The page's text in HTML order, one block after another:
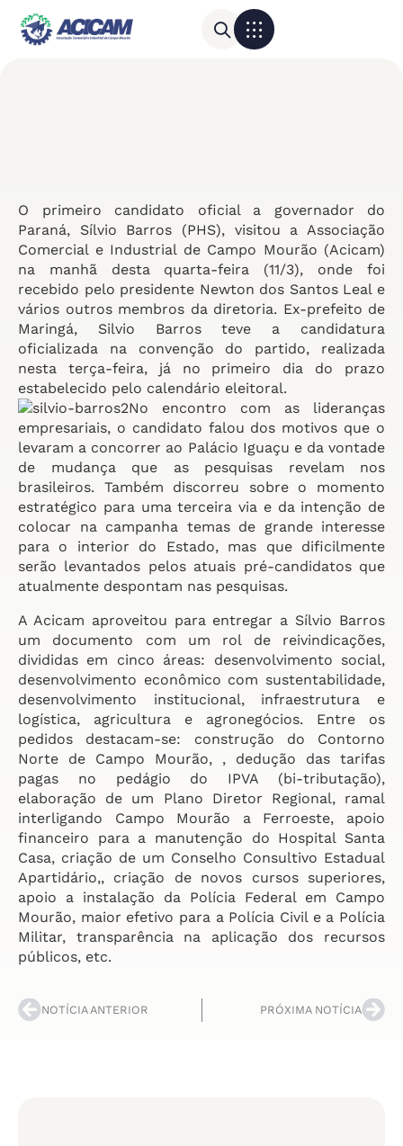
O primeiro candidato oficial a governador do
Paraná, Sílvio Barros (PHS), visitou a Associação
Comercial e Industrial de Campo Mourão (Acicam)
na manhã desta quarta-feira (11/3), onde foi
recebido pelo presidente Newton dos Santos Leal e
vários outros membros da diretoria. Ex-prefeito de
Maringá, Silvio Barros teve a candidatura
oficializada na convenção do partido, realizada
nesta terça-feira, já no primeiro dia do prazo
estabelecido pelo calendário eleitoral.
No encontro com as lideranças
empresariais, o candidato falou dos motivos que o
levaram a concorrer ao Palácio Iguaçu e da vontade
de mudança que as pesquisas revelam nos
brasileiros. Também discorreu sobre o momento
estratégico para uma terceira via e da intenção de
colocar na campanha temas de grande interesse
para o interior do Estado, mas que dificilmente
serão levantados pelos atuais pré-candidatos que
atualmente despontam nas pesquisas.
A Acicam aproveitou para entregar a Sílvio Barros
um documento com um rol de reivindicações,
divididas em cinco áreas: desenvolvimento social,
desenvolvimento econômico com sustentabilidade,
desenvolvimento institucional, infraestrutura e
logística, agricultura e agronegócios. Entre os
pedidos destacam-se: construção do Contorno
Norte de Campo Mourão, , dedução das tarifas
pagas no pedágio do IPVA (bi-tributação),
elaboração de um Plano Diretor Regional, ramal
interligando Campo Mourão a Ferroeste, apoio
financeiro para a manutenção do Hospital Santa
Casa, criação de um Conselho Consultivo Estadual
Apartidário,, criação de novos cursos superiores,
apoio a instalação da Polícia Federal em Campo
Mourão, maior efetivo para a Polícia Civil e a Polícia
Militar, transparência na aplicação dos recursos
públicos, etc.
NOTÍCIA ANTERIOR PRÓXIMA NOTÍCIA